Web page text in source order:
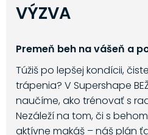
VÝZVA
Premeň beh na vášeň a
Túžiš po lepšej kondícii,
trápenia? V Supershape
naučíme, ako trénovať s
Nezáleží na tom, či s
aktívne makáš – náš plán